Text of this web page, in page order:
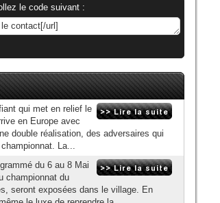
le code suivant :
qui met en relief le
en Europe avec
double réalisation, des adversaires qui
La...
du 6 au 8 Mai
championnat du
seront exposées dans le village. En